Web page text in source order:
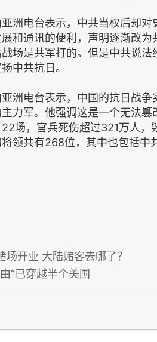
洲电台表示，中共当权后却对
和通讯的便利，声明逐渐改
场是共军打的。但是中共说
中共抗日。
洲电台表示，中国的抗日战
力军。他强调这是一个无法
场，官兵死伤超过321万人，
领共有268位，其中也包括中
场开业 大陆赌客去哪了？
”已穿越半个美国